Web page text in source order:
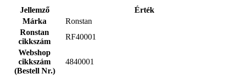
Jellemző
Érték
Márka
Ronstan
Ronstan
cikkszám
RF40001
Webshop
cikkszám
(Bestell Nr.)
4840001